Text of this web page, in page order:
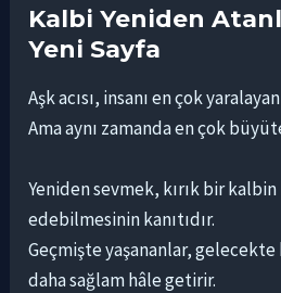
Kalbi Yeniden
Yeni Sayfa
Aşk acısı, insanı en çok
Ama aynı zamanda en çok
Yeniden sevmek, kırık bir
edebilmesinin kanıtıdır.
Geçmişte yaşananlar,
daha sağlam hâle getirir.